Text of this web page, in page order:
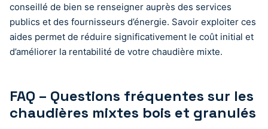
conseillé de bien se renseigner auprès des services
publics et des fournisseurs d’énergie. Savoir exploiter ces
aides permet de réduire significativement le coût initial et
d’améliorer la rentabilité de votre chaudière mixte.
FAQ – Questions fréquentes sur les
chaudières mixtes bois et granulés